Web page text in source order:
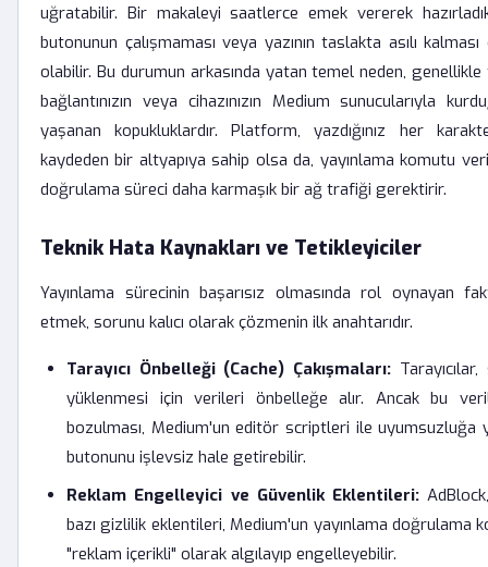
uğratabilir. Bir makaleyi saatlerce emek vererek
butonunun çalışmaması veya yazının taslakta asılı
olabilir. Bu durumun arkasında yatan temel neden, genellikle
bağlantınızın veya cihazınızın Medium sunucularıyla
yaşanan kopukluklardır. Platform, yazdığınız her
kaydeden bir altyapıya sahip olsa da, yayınlama komutu
doğrulama süreci daha karmaşık bir ağ trafiği gerektirir.
Teknik Hata Kaynakları ve Tetikleyiciler
Yayınlama sürecinin başarısız olmasında rol oynayan
etmek, sorunu kalıcı olarak çözmenin ilk anahtarıdır.
Tarayıcı Önbelleği (Cache) Çakışmaları:
yüklenmesi için verileri önbelleğe alır. Ancak bu
bozulması, Medium'un editör scriptleri ile uyumsuzluğa
butonunu işlevsiz hale getirebilir.
Reklam Engelleyici ve Güvenlik Eklentileri:
bazı gizlilik eklentileri, Medium'un yayınlama doğrulama
"reklam içerikli" olarak algılayıp engelleyebilir.